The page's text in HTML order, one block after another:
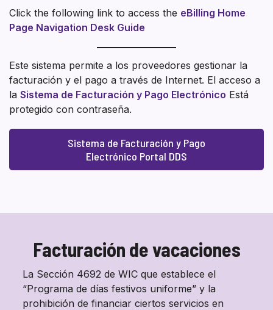
Click the following link to access the eBilling Home
Page Navigation Desk Guide
Este sistema permite a los proveedores gestionar la
facturación y el pago a través de Internet. El acceso a
la Sistema de Facturación y Pago Electrónico Está
protegido con contraseña.
Sistema de Facturación y Pago
Electrónico Portal DDS
Facturación de vacaciones
La Sección 4692 de WIC que establece el
“Programa de días festivos uniforme” y la
prohibición de financiar ciertos servicios en